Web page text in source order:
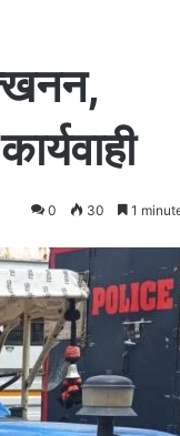
0 30 1